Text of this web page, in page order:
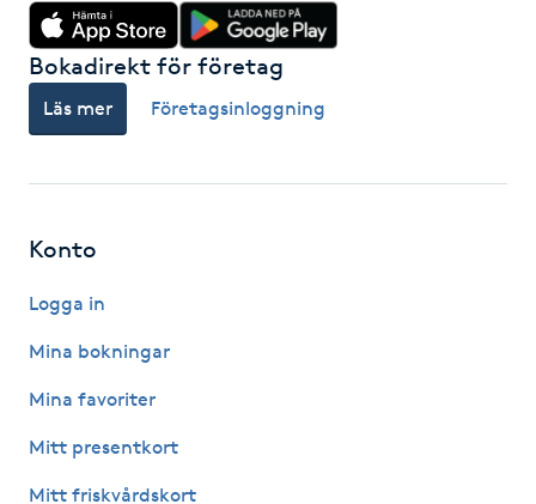
Laserbehandling
Lashlift Keratin
LPG
LPG-behandling
Bokadirekt för företag
Läs mer Företagsinloggning
Konto
Logga in
Mina bokningar
Mina favoriter
Mitt presentkort
Mitt friskvårdskort